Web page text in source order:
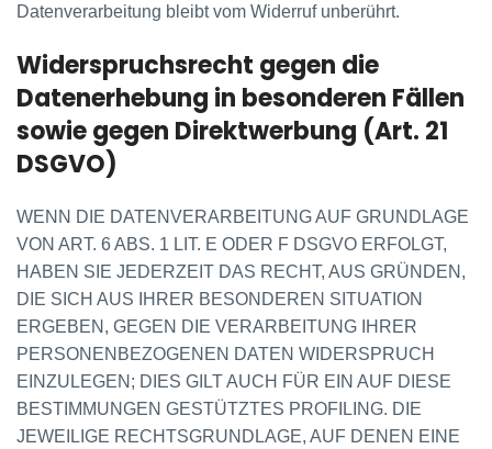
Datenverarbeitung bleibt vom Widerruf unberührt.
Widerspruchsrecht gegen die
Datenerhebung in besonderen Fällen
sowie gegen Direktwerbung (Art. 21
DSGVO)
WENN DIE DATENVERARBEITUNG AUF GRUNDLAGE
VON ART. 6 ABS. 1 LIT. E ODER F DSGVO ERFOLGT,
HABEN SIE JEDERZEIT DAS RECHT, AUS GRÜNDEN,
DIE SICH AUS IHRER BESONDEREN SITUATION
ERGEBEN, GEGEN DIE VERARBEITUNG IHRER
PERSONENBEZOGENEN DATEN WIDERSPRUCH
EINZULEGEN; DIES GILT AUCH FÜR EIN AUF DIESE
BESTIMMUNGEN GESTÜTZTES PROFILING. DIE
JEWEILIGE RECHTSGRUNDLAGE, AUF DENEN EINE